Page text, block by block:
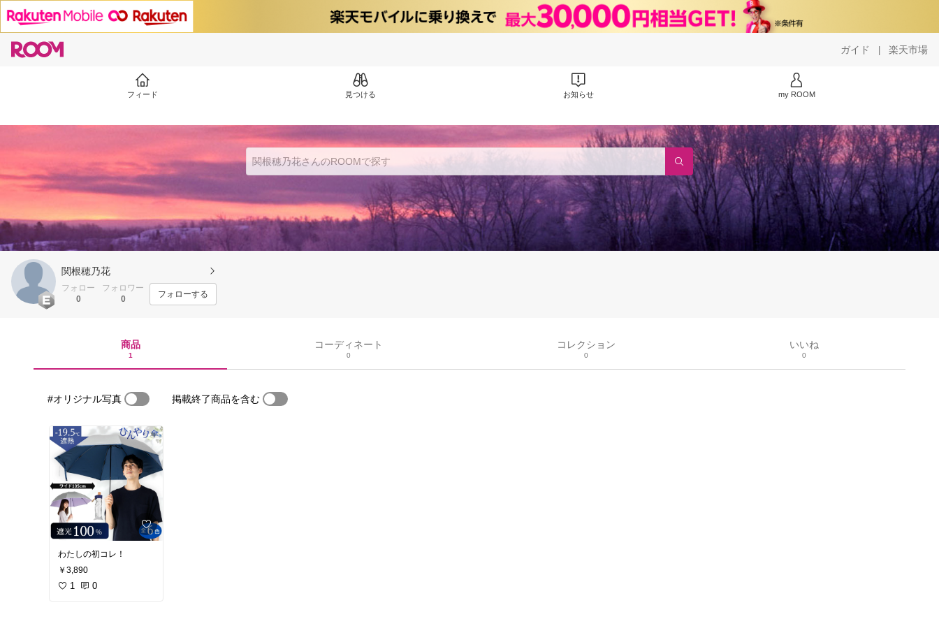
ガイド | 楽天市場
フィード 見つける お知らせ my ROOM
関根穂乃花
フォロー
0
フォロワー
0
フォローする
商品
1
コーディネート
0
コレクション
0
いいね
0
#オリジナル写真 掲載終了商品を含む
わたしの初コレ！
￥3,890
1 0